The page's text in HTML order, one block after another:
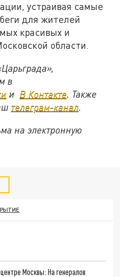
устраивая самые
для жителей
красивых и
области.
в
и В Контакте. Также
телеграм-канал.
на электронную
Москвы: На генералов